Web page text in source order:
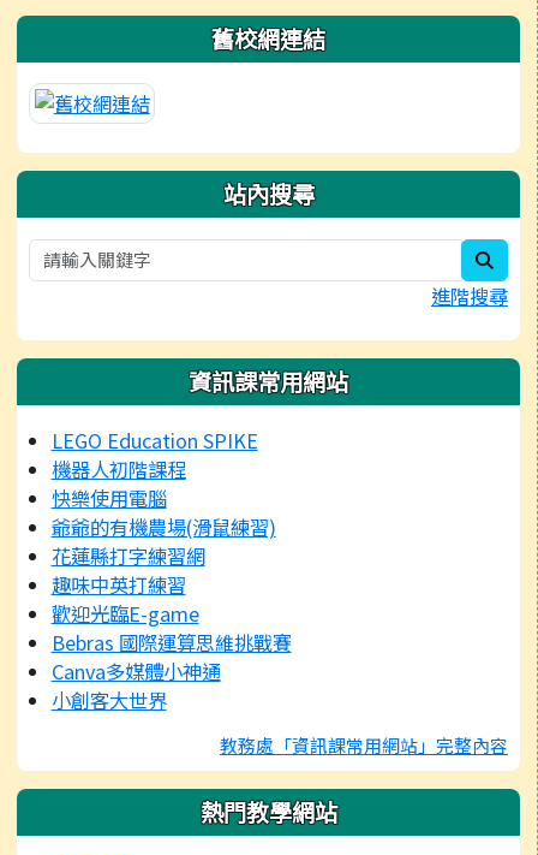
舊校網連結
站內搜尋
進階搜尋
資訊課常用網站
LEGO Education SPIKE
機器人初階課程
快樂使用電腦
爺爺的有機農場(滑鼠練習)
花蓮縣打字練習網
趣味中英打練習
歡迎光臨E-game
Bebras 國際運算思維挑戰賽
Canva多媒體小神通
小創客大世界
教務處「資訊課常用網站」完整內容
熱門教學網站